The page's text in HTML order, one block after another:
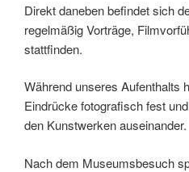
Direkt daneben beﬁndet sich
regelmäßig Vorträge,
stattﬁnden.
Während unseres Aufenthalts
Eindrücke fotograﬁsch fest
den Kunstwerken auseinander.
Nach dem Museumsbesuch